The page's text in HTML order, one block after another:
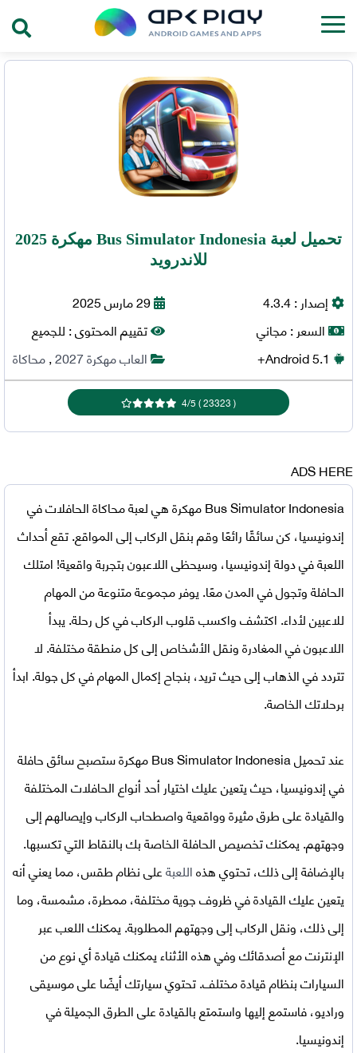
تحميل لعبة Bus Simulator Indonesia مهكرة 2025
للاندرويد
إصدار :4.3.4
السعر :مجاني
Android5.1+
29 مارس 2025
تقييم المحتوى :للجميع
العاب مهكرة 2027
,محاكاة
(
23323
)
4/5
ADS HERE
Bus Simulator Indonesia مهكرة
هي لعبة محاكاة الحافلات في
إندونيسيا، كن سائقًا رائعًا وقم بنقل الركاب إلى المواقع. تقع أحداث
اللعبة في دولة إندونيسيا، وسيحظى اللاعبون بتجربة واقعية! امتلك
الحافلة وتجول في المدن معًا. يوفر مجموعة متنوعة من المهام
للاعبين لأداء. اكتشف واكسب قلوب الركاب في كل رحلة. يبدأ
اللاعبون في المغادرة ونقل الأشخاص إلى كل منطقة مختلفة. لا
تتردد في الذهاب إلى حيث تريد، بنجاح إكمال المهام في كل جولة. ابدأ
برحلاتك الخاصة.
عندتحميل Bus Simulator Indonesia مهكرة
ستصبح سائق حافلة
في إندونيسيا، حيث يتعين عليك اختيار أحد أنواع الحافلات المختلفة
والقيادة على طرق مثيرة وواقعية واصطحاب الركاب وإيصالهم إلى
وجهتهم. يمكنك تخصيص الحافلة الخاصة بك بالنقاط التي تكسبها.
بالإضافة إلى ذلك، تحتوي هذهاللعبةعلى نظام طقس، مما يعني أنه
يتعين عليك القيادة في ظروف جوية مختلفة، ممطرة، مشمسة، وما
إلى ذلك، ونقل الركاب إلى وجهتهم المطلوبة. يمكنك اللعب عبر
الإنترنت مع أصدقائك وفي هذه الأثناء يمكنك قيادة أي نوع من
السيارات بنظام قيادة مختلف. تحتوي سيارتك أيضًا على موسيقى
وراديو، فاستمع إليها واستمتع بالقيادة على الطرق الجميلة في
إندونيسيا.